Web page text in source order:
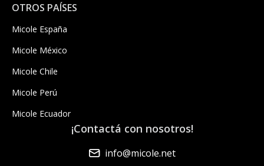
OTROS PAÍSES
Micole España
Micole México
Micole Chile
Micole Perú
Micole Ecuador
¡Contactá con nosotros!
info@micole.net